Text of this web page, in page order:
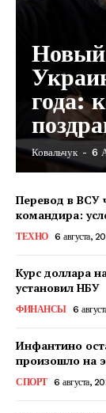
Новый
года:
Ковальчук - 6
Перевод в ВСУ
командира:
ТЕХНО 6 августа,
Курс доллара
установил НБУ
ФИНАНСЫ 6
Инфантино
произошло на
СПОРТ 6 августа,